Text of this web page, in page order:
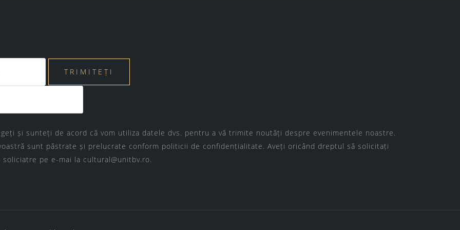
și sunteți de acord că vom utiliza datele dvs. pentru a vă trimite noutăți despre evenimentele noastre.
sunt păstrate și prelucrate conform politicii de confidențialitate. Aveți oricând dreptul să solicitați
pe e-mai la cultural@unitbv.ro.